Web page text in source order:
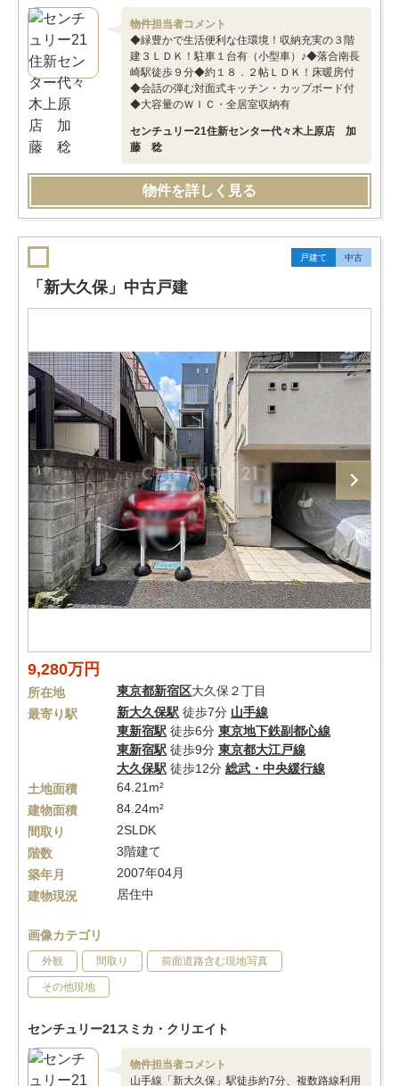
物件担当者コメント
◆緑豊かで生活便利な住環境！収納充実の３階
建３ＬＤＫ！駐車１台有（小型車）♪◆落合南長
崎駅徒歩９分◆約１８．２帖ＬＤＫ！床暖房付
◆会話の弾む対面式キッチン・カップボード付
◆大容量のＷＩＣ・全居室収納有
センチュリー21住新センター代々木上原店 加
藤 稔
物件を詳しく見る
戸建て 中古
「新大久保」中古戸建
9,280万円
所在地 東京都新宿区大久保２丁目
最寄り駅
新大久保駅 徒歩7分 山手線
東新宿駅 徒歩6分 東京地下鉄副都心線
東新宿駅 徒歩9分 東京都大江戸線
大久保駅 徒歩12分 総武・中央緩行線
土地面積
64.21m²
建物面積
84.24m²
間取り
2SLDK
階数
3階建て
築年月
2007年04月
建物現況
居住中
画像カテゴリ
外観 間取り 前面道路含む現地写真
その他現地
センチュリー21スミカ・クリエイト
物件担当者コメント
山手線「新大久保」駅徒歩約7分、複数路線利用